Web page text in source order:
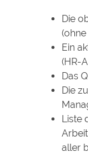
Die
Ein
(HR-
Das
Die
Liste
aller